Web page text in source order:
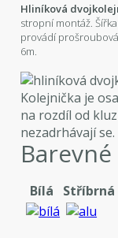
Hliníková
stropní montáž.
provádí
6m.
Kolejnička je
na rozdíl od
nezadrhávají se.
Bílá Stříbrná